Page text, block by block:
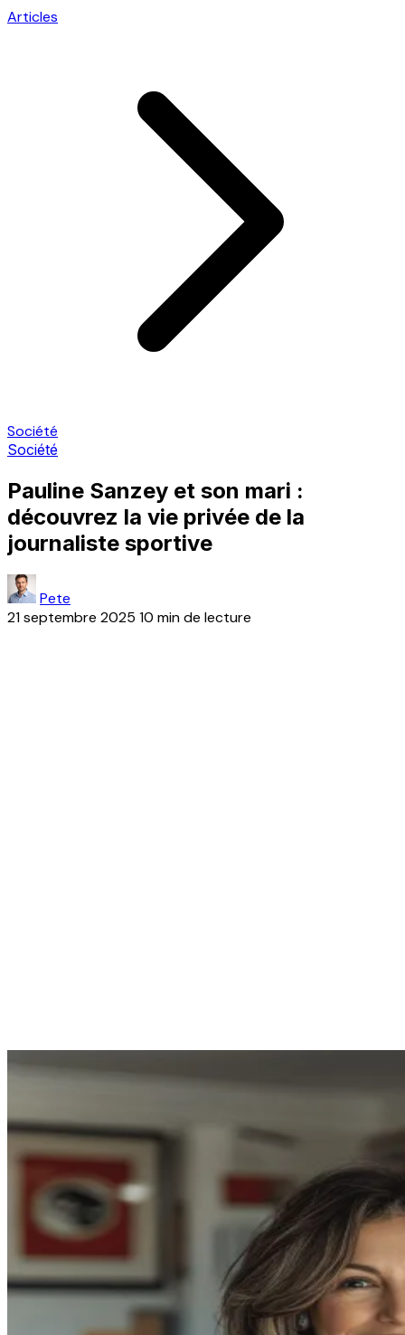
Articles
Société
Société
Pauline Sanzey et son mari :
découvrez la vie privée de la
journaliste sportive
Pete
21 septembre 2025 10 min de lecture